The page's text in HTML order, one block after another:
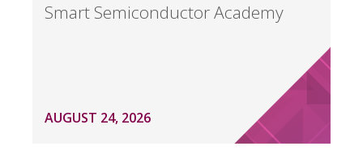
Smart Semiconductor Academy
AUGUST 24, 2026